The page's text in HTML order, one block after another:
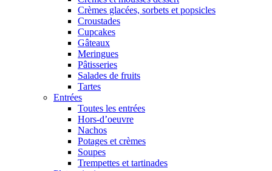
Crèmes glacées, sorbets et popsicles
Croustades
Cupcakes
Gâteaux
Meringues
Pâtisseries
Salades de fruits
Tartes
Entrées
Toutes les entrées
Hors-d’oeuvre
Nachos
Potages et crèmes
Soupes
Trempettes et tartinades